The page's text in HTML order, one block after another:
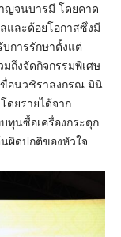
ญจนบารมี โดยคาด
และด้อยโอกาสซึ่งมี
บการรักษาตั้งแต่
ถึงจัดกิจกรรมพิเศษ
ขื่อนวชิราลงกรณ มินิ
ดยรายได้จาก
ทุนซื้อเครื่องกระตุก
ผิดปกติของหัวใจ